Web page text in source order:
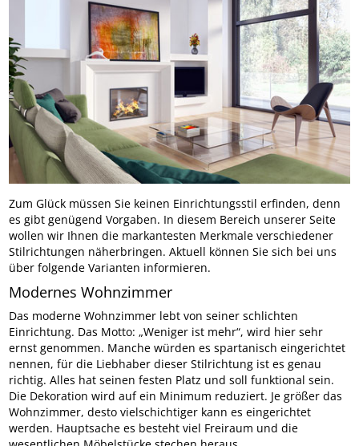
Zum Glück müssen Sie keinen Einrichtungsstil erfinden, denn
es gibt genügend Vorgaben. In diesem Bereich unserer Seite
wollen wir Ihnen die markantesten Merkmale verschiedener
Stilrichtungen näherbringen. Aktuell können Sie sich bei uns
über folgende Varianten informieren.
Modernes Wohnzimmer
Das moderne Wohnzimmer lebt von seiner schlichten
Einrichtung. Das Motto: „Weniger ist mehr“, wird hier sehr
ernst genommen. Manche würden es spartanisch eingerichtet
nennen, für die Liebhaber dieser Stilrichtung ist es genau
richtig. Alles hat seinen festen Platz und soll funktional sein.
Die Dekoration wird auf ein Minimum reduziert. Je größer das
Wohnzimmer, desto vielschichtiger kann es eingerichtet
werden. Hauptsache es besteht viel Freiraum und die